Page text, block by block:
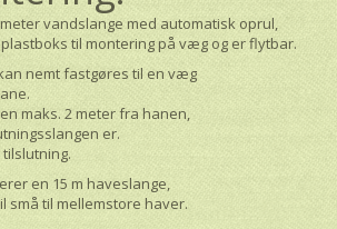
vandslange med automatisk oprul,
til montering på væg og er flytbar.
nemt fastgøres til en væg
maks. 2 meter fra hanen,
er.
en 15 m haveslange,
små til mellemstore haver.